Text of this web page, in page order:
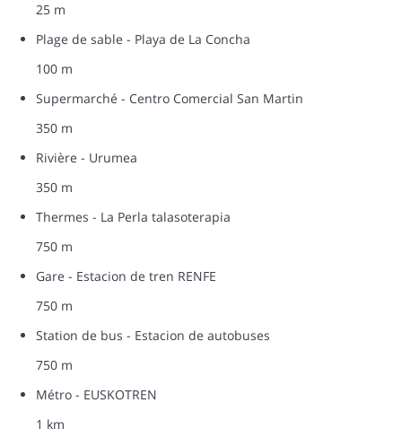
25 m
Plage de sable - Playa de La Concha
100 m
Supermarché - Centro Comercial San Martin
350 m
Rivière - Urumea
350 m
Thermes - La Perla talasoterapia
750 m
Gare - Estacion de tren RENFE
750 m
Station de bus - Estacion de autobuses
750 m
Métro - EUSKOTREN
1 km